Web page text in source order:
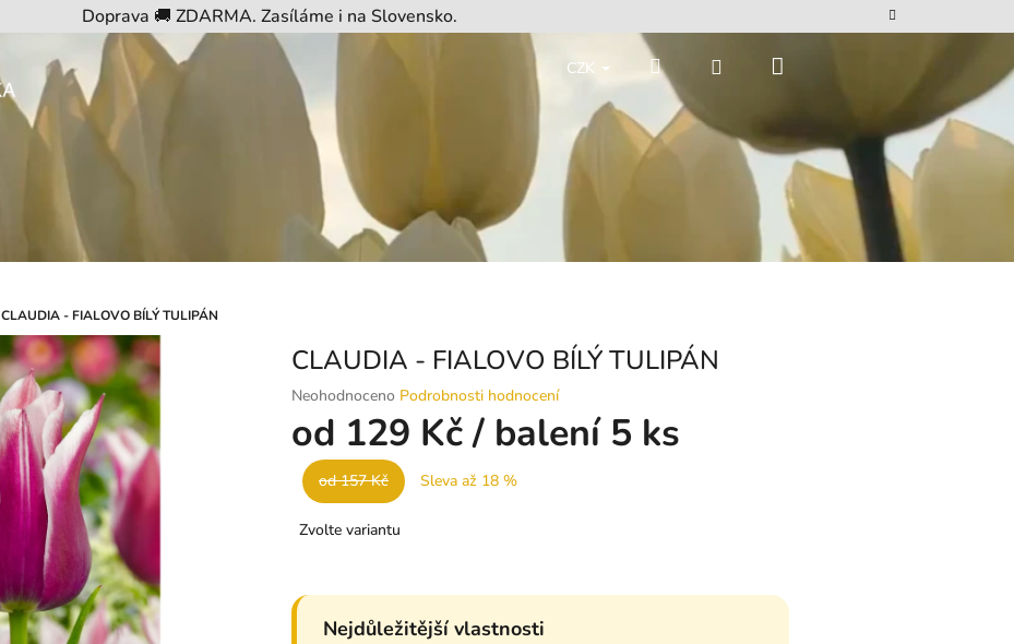
Doprava 🚚 ZDARMA. Zasíláme i na Slovensko.
CZK Hledat Přihlášení
CLAUDIA - FIALOVO BÍLÝ TULIPÁN
CLAUDIA - FIALOVO BÍLÝ TULIPÁN
Průměrné
hodnocení
produktu
0,0
Neohodnoceno Podrobnosti hodnocení
od 129 Kč/ balení 5 ks
od 157 Kč
Sleva až 18 %
cena:
Zvolte variantu
Nejdůležitější vlastnosti